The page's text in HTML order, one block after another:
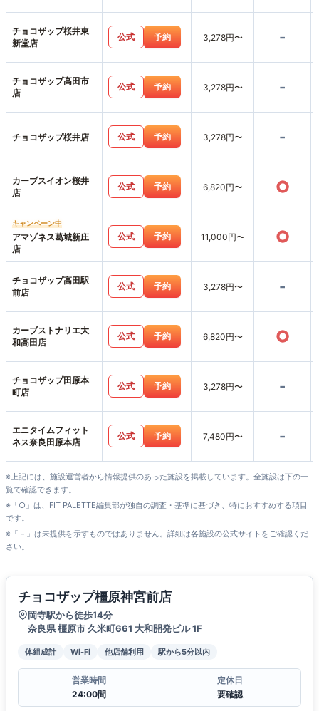
チョコザップ桜井東
新堂店
公式 予約 3,278円〜 -
チョコザップ高田市
店
公式 予約 3,278円〜 -
チョコザップ桜井店 公式 予約 3,278円〜 -
カーブスイオン桜井
店
公式 予約 6,820円〜 ○
キャンペーン中
アマゾネス葛城新庄
店
公式 予約 11,000円〜 ○
チョコザップ高田駅
前店
公式 予約 3,278円〜 -
カーブストナリエ大
和高田店
公式 予約 6,820円〜 ○
チョコザップ田原本
町店
公式 予約 3,278円〜 -
エニタイムフィット
ネス奈良田原本店
公式 予約 7,480円〜 -
※上記には、施設運営者から情報提供のあった施設を掲載しています。全施設は下の一
覧で確認できます。
※「○」は、FIT PALETTE編集部が独自の調査・基準に基づき、特におすすめする項目
です。
※「－」は未提供を示すものではありません。詳細は各施設の公式サイトをご確認くだ
さい。
チョコザップ橿原神宮前店
岡寺駅から徒歩14分
奈良県 橿原市 久米町661 大和開発ビル 1F
体組成計 Wi-Fi 他店舗利用 駅から5分以内
営業時間
24:00間
定休日
要確認